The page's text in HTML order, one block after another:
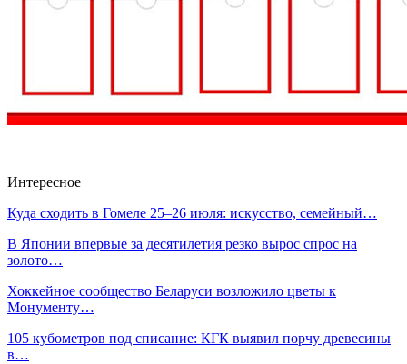
Интересное
Куда сходить в Гомеле 25–26 июля: искусство, семейный…
В Японии впервые за десятилетия резко вырос спрос на
золото…
Хоккейное сообщество Беларуси возложило цветы к
Монументу…
105 кубометров под списание: КГК выявил порчу древесины
в…